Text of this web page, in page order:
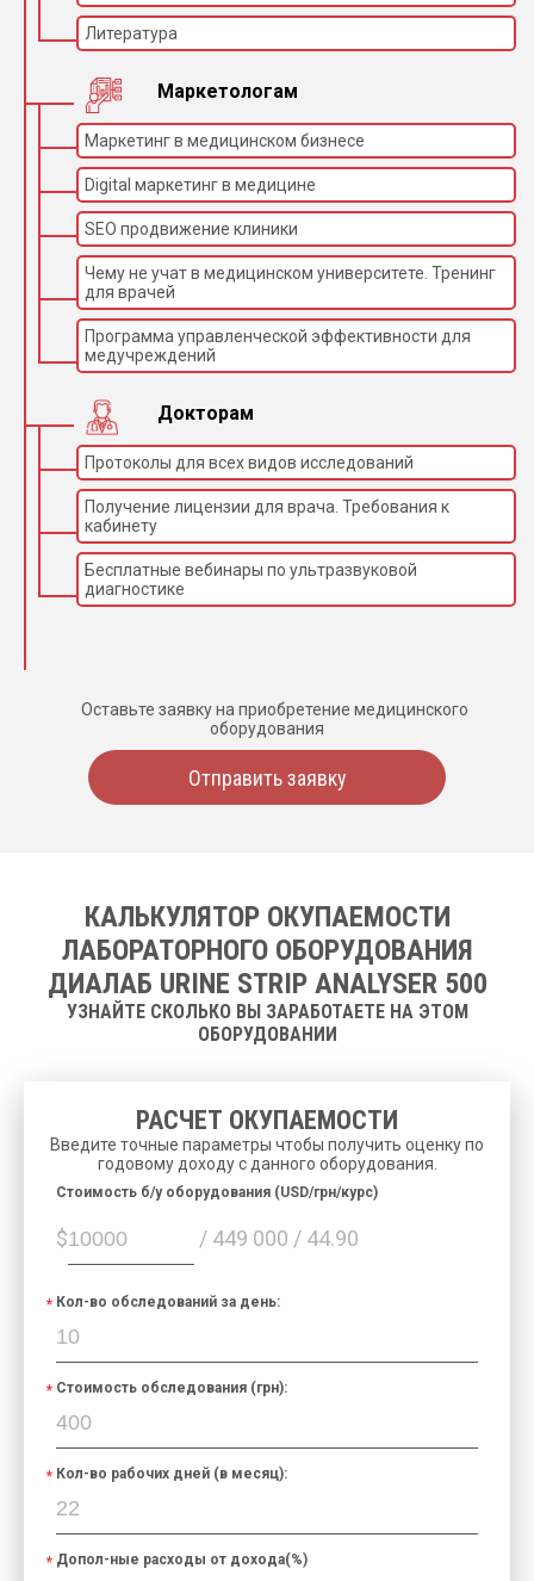
Литература
Маркетологам
Маркетинг в медицинском бизнесе
Digital маркетинг в медицине
SEO продвижение клиники
Чему не учат в медицинском университете. Тренинг
для врачей
Программа управленческой эффективности для
медучреждений
Докторам
Протоколы для всех видов исследований
Получение лицензии для врача. Требования к
кабинету
Бесплатные вебинары по ультразвуковой
диагностике
Оставьте заявку на приобретение медицинского
оборудования
Отправить заявку
КАЛЬКУЛЯТОР ОКУПАЕМОСТИ
ЛАБОРАТОРНОГО ОБОРУДОВАНИЯ
ДИАЛАБ URINE STRIP ANALYSER 500
УЗНАЙТЕ СКОЛЬКО ВЫ ЗАРАБОТАЕТЕ НА ЭТОМ
ОБОРУДОВАНИИ
РАСЧЕТ ОКУПАЕМОСТИ
Введите точные параметры чтобы получить оценку по
годовому доходу с данного оборудования.
$ / 449 000 / 44.90
Cтоимость б/у оборудования (USD/грн/курс)
Кол-во обследований за день:
Стоимость обследования (грн):
Кол-во рабочих дней (в месяц):
Допол-ные расходы от дохода(%)